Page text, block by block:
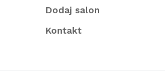
Dodaj salon
Kontakt